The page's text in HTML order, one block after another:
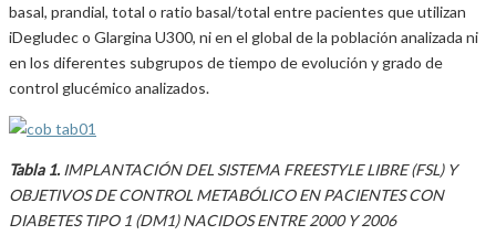
basal, prandial, total o ratio basal/total entre pacientes que utilizan
iDegludec o Glargina U300, ni en el global de la población analizada ni
en los diferentes subgrupos de tiempo de evolución y grado de
control glucémico analizados.
Tabla 1. IMPLANTACIÓN DEL SISTEMA FREESTYLE LIBRE (FSL) Y
OBJETIVOS DE CONTROL METABÓLICO EN PACIENTES CON
DIABETES TIPO 1 (DM1) NACIDOS ENTRE 2000 Y 2006